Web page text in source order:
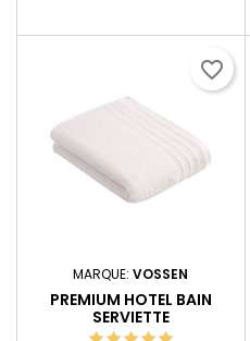
MARQUE:VOSSEN
PREMIUM HOTEL BAIN
SERVIETTE
favorite_border